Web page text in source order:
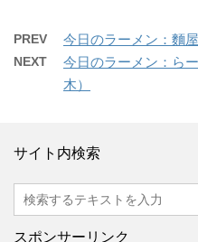
PREV 今日のラーメン：麵
NEXT
今日のラーメン：ら
木）
サイト内検索
スポンサーリンク